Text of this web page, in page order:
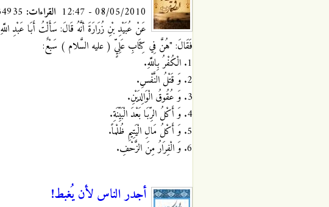
08/05/2010 - 12:47 القراءات:
عَنْ عُبَيْدِ بْنِ زُرَارَةَ أنَّهُ قَالَ: سَأَلْتُ أَبَا عَبْدِ اللَّهِ
فَقَالَ: "هُنَّ فِي كِتَابِ عَلِيٍّ ( عليه السَّلام ) سَبْعٌ:
1. الْكُفْرُ بِاللَّهِ.
2. وَ قَتْلُ النَّفْسِ.
3. وَ عُقُوقُ الْوَالِدَيْنِ.
4. وَ أَكْلُ الرِّبَا بَعْدَ الْبَيِّنَةِ.
5. وَ أَكْلُ مَالِ الْيَتِيمِ ظُلْماً.
6. وَ الْفِرَارُ مِنَ الزَّحْفِ.
أجدر الناس لأن يُغبط!